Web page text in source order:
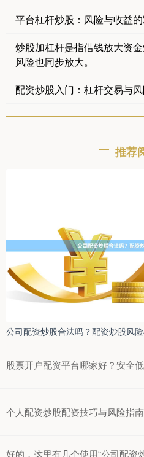
平台杠杆炒股：风险与收益
炒股加杠杆是指借钱放大资
风险也同步放大。
配资炒股入门：杠杆交易与
推荐
公司配资炒股合法吗？配资炒股风
股票开户配资平台哪家好？安全
个人配资炒股配资技巧与风险指南
好的，这里有几个使用“公司配资